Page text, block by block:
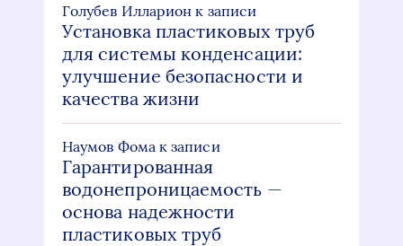
Голубев Илларион к записи
Установка пластиковых труб
для системы конденсации:
улучшение безопасности и
качества жизни
Наумов Фома к записи
Гарантированная
водонепроницаемость —
основа надежности
пластиковых труб